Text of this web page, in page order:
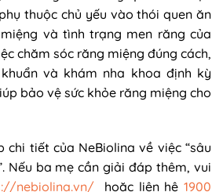
thuộc chủ yếu vào thói quen ăn
và tình trạng men răng của
chăm sóc răng miệng đúng cách,
và khám nha khoa định kỳ
bảo vệ sức khỏe răng miệng cho
chi tiết của NeBiolina về việc “sâu
Nếu ba mẹ cần giải đáp thêm, vui
nebiolina.vn/hoặc liên hệ 1900